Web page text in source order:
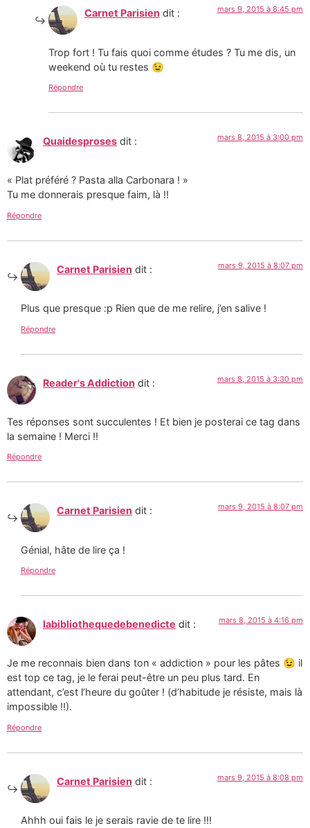
Carnet Parisien dit : mars 9, 2015 à 8:45 pm
Trop fort ! Tu fais quoi comme études ? Tu me dis, un
weekend où tu restes 😉
Répondre
Quaidesproses dit : mars 8, 2015 à 3:00 pm
« Plat préféré ? Pasta alla Carbonara ! »
Tu me donnerais presque faim, là !!
Répondre
Carnet Parisien dit : mars 9, 2015 à 8:07 pm
Plus que presque :p Rien que de me relire, j’en salive !
Répondre
Reader's Addiction dit : mars 8, 2015 à 3:30 pm
Tes réponses sont succulentes ! Et bien je posterai ce tag dans
la semaine ! Merci !!
Répondre
Carnet Parisien dit : mars 9, 2015 à 8:07 pm
Génial, hâte de lire ça !
Répondre
labibliothequedebenedicte dit : mars 8, 2015 à 4:16 pm
Je me reconnais bien dans ton « addiction » pour les pâtes 😉 il
est top ce tag, je le ferai peut-être un peu plus tard. En
attendant, c’est l’heure du goûter ! (d’habitude je résiste, mais là
impossible !!).
Répondre
Carnet Parisien dit : mars 9, 2015 à 8:08 pm
Ahhh oui fais le je serais ravie de te lire !!!